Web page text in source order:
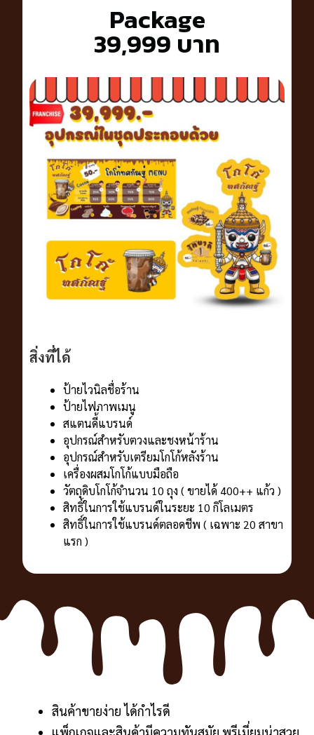
Package
39,999 บาท
สิ่งที่ได้
ป้ายไวนิลชื่อร้าน
ป้ายไฟภาพเมนู
สแตนดี้แบรนด์
อุปกรณ์สำหรับตวงและชงหน้าร้าน
อุปกรณ์สำหรับเตรียมโกโก้หลังร้าน
เครื่องผสมโกโก้แบบมือถือ
วัตถุดิบโกโก้จำนวน 10 ถุง ( ขายได้ 400++ แก้ว )
สิทธิ์ในการใช้แบรนด์ในระยะ 10 กิโลเมตร
สิทธิ์ในการใช้แบรนด์ตลอดชีพ ( เฉพาะ 20 สาขา
แรก )
สินค้าขายง่าย ได้กำไรดี
แพ็กเกจและสินค้ามีความทันสมัย พรีเมี่ยมน่าสวย